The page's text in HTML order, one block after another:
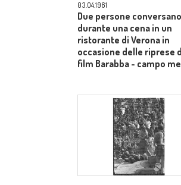
03.04.1961
Due persone conversano
durante una cena in un
ristorante di Verona in
occasione delle riprese
film Barabba - campo